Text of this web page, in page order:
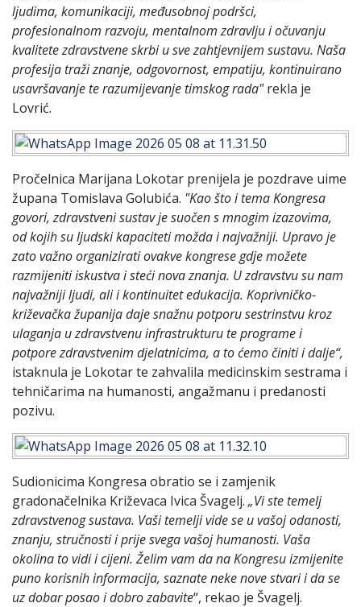
ljudima, komunikaciji, međusobnoj podršci,
profesionalnom razvoju, mentalnom zdravlju i očuvanju
kvalitete zdravstvene skrbi u sve zahtjevnijem sustavu. Naša
profesija traži znanje, odgovornost, empatiju, kontinuirano
usavršavanje te razumijevanje timskog rada"rekla je
Lovrić.
Pročelnica Marijana Lokotar prenijela je pozdrave uime
župana Tomislava Golubića. "Kao što i tema Kongresa
govori, zdravstveni sustav je suočen s mnogim izazovima,
od kojih su ljudski kapaciteti možda i najvažniji. Upravo je
zato važno organizirati ovakve kongrese gdje možete
razmijeniti iskustva i steći nova znanja. U zdravstvu su nam
najvažniji ljudi, ali i kontinuitet edukacija. Koprivničko-
križevačka županija daje snažnu potporu sestrinstvu kroz
ulaganja u zdravstvenu infrastrukturu te programe i
potpore zdravstvenim djelatnicima, a to ćemo činiti i dalje“,
istaknula je Lokotar te zahvalila medicinskim sestrama i
tehničarima na humanosti, angažmanu i predanosti
pozivu.
Sudionicima Kongresa obratio se i zamjenik
gradonačelnika Križevaca Ivica Švagelj. „Vi ste temelj
zdravstvenog sustava. Vaši temelji vide se u vašoj odanosti,
znanju, stručnosti i prije svega vašoj humanosti. Vaša
okolina to vidi i cijeni. Želim vam da na Kongresu izmijenite
puno korisnih informacija, saznate neke nove stvari i da se
uz dobar posao i dobro zabavite“, rekao je Švagelj.